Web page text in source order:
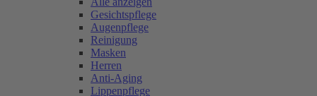
Gesichtspflege
Augenpflege
Reinigung
Masken
Herren
Anti-Aging
Lippenpflege